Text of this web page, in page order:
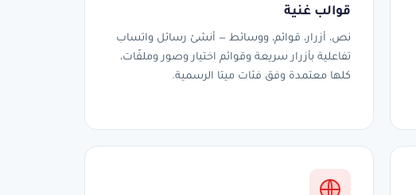
قوالب غنية
نص، أزرار، قوائم، ووسائط — أنشئ رسائل واتساب
تفاعلية بأزرار سريعة وقوائم اختيار وصور وملفّات،
كلها معتمدة وفق فئات ميتا الرسمية.